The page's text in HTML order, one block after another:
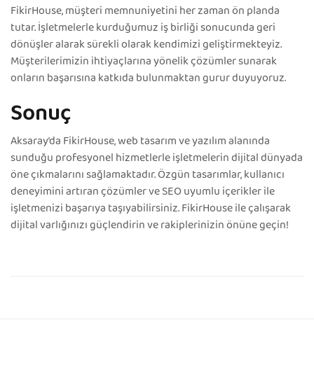
FikirHouse, müşteri memnuniyetini her zaman ön planda
tutar. İşletmelerle kurduğumuz iş birliği sonucunda geri
dönüşler alarak sürekli olarak kendimizi geliştirmekteyiz.
Müşterilerimizin ihtiyaçlarına yönelik çözümler sunarak
onların başarısına katkıda bulunmaktan gurur duyuyoruz.
Sonuç
Aksaray’da FikirHouse, web tasarım ve yazılım alanında
sunduğu profesyonel hizmetlerle işletmelerin dijital dünyada
öne çıkmalarını sağlamaktadır. Özgün tasarımlar, kullanıcı
deneyimini artıran çözümler ve SEO uyumlu içerikler ile
işletmenizi başarıya taşıyabilirsiniz. FikirHouse ile çalışarak
dijital varlığınızı güçlendirin ve rakiplerinizin önüne geçin!